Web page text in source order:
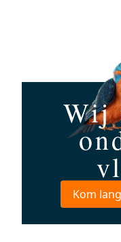
Wij
Kom